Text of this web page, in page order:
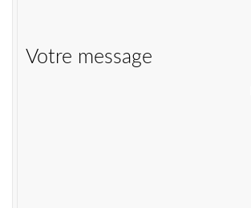
Votre message